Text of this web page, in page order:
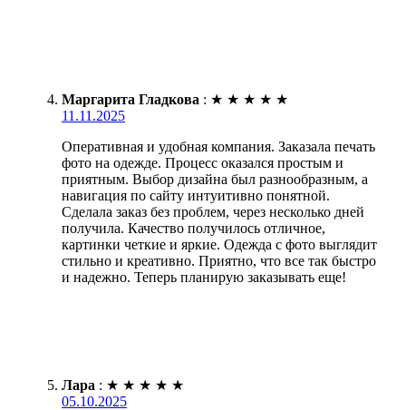
Маргарита Гладкова : ★ ★ ★ ★ ★
11.11.2025
Оперативная и удобная компания. Заказала печать
фото на одежде. Процесс оказался простым и
приятным. Выбор дизайна был разнообразным, а
навигация по сайту интуитивно понятной.
Сделала заказ без проблем, через несколько дней
получила. Качество получилось отличное,
картинки четкие и яркие. Одежда с фото выглядит
стильно и креативно. Приятно, что все так быстро
и надежно. Теперь планирую заказывать еще!
Лара : ★ ★ ★ ★ ★
05.10.2025